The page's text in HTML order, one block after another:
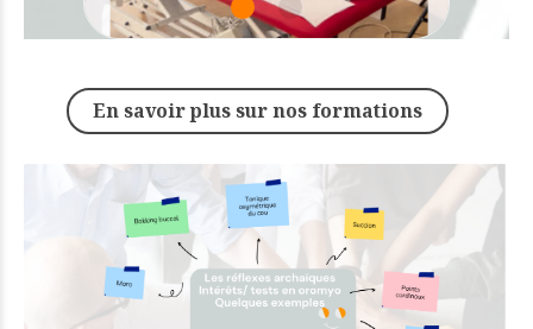
En savoir plus sur nos formations